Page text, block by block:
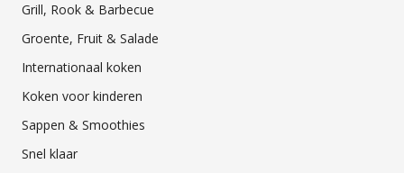
Grill, Rook & Barbecue
Groente, Fruit & Salade
Internationaal koken
Koken voor kinderen
Sappen & Smoothies
Snel klaar